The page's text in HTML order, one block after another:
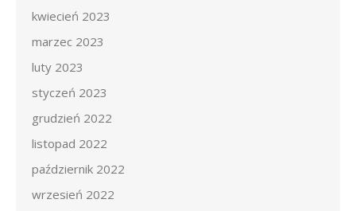
kwiecień 2023
marzec 2023
luty 2023
styczeń 2023
grudzień 2022
listopad 2022
październik 2022
wrzesień 2022